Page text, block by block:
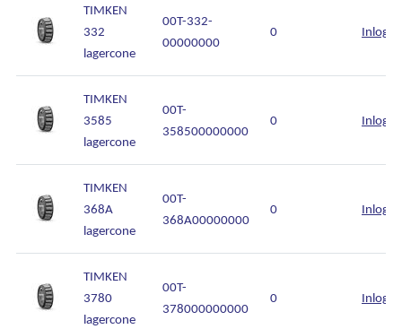
TIMKEN
332
lagercone
00T-332-
00000000
0
TIMKEN
3585
lagercone
00T-
358500000000
0
TIMKEN
368A
lagercone
00T-
368A00000000
0
TIMKEN
3780
lagercone
00T-
378000000000
0